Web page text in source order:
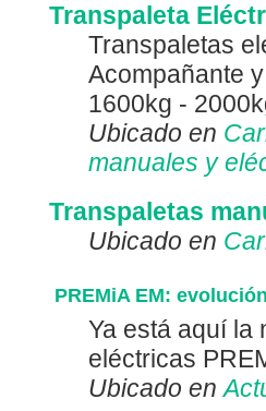
Transpaleta
Transpaletas
Acompañante
1600kg -
Ubicado en
manuales y
Transpaletas
Ubicado en
PREMiA EM:
Ya está aquí la
eléctricas
Ubicado en